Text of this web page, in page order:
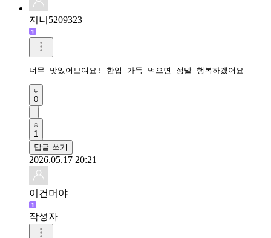
지니5209323
너무 맛있어보여요! 한입 가득 먹으면 정말 행복하겠어요
0
1
답글 쓰기
2026.05.17 20:21
이건머야
작성자